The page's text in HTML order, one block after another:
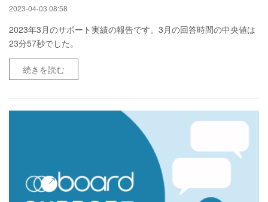
2023-04-03 08:58
2023年3月のサポート実績の報告です。3月の回答時間の中央値は
23分57秒でした。
続きを読む